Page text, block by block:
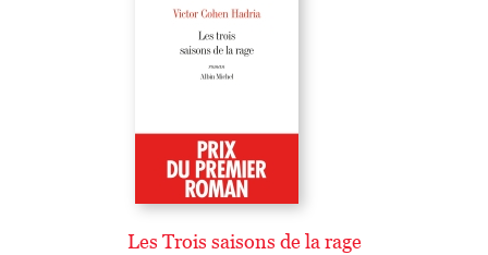
Les Trois saisons de la rage